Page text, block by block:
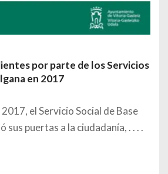
por parte de los Servicios
en 2017
el Servicio Social de Base
sus puertas a la ciudadanía,